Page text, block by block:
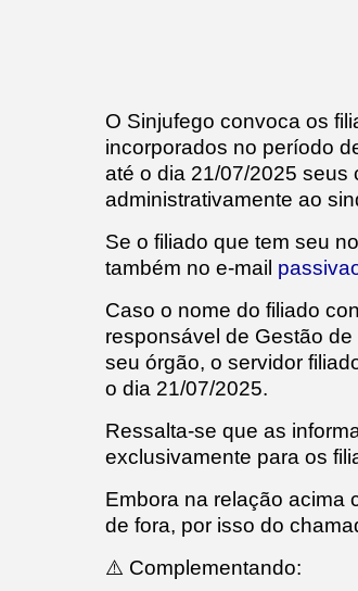
O Sinjufego convoca os
incorporados no período
até o dia 21/07/2025 seus
administrativamente ao
Se o filiado que tem seu
também no e-mail
Caso o nome do filiado
responsável de Gestão
seu órgão, o servidor
o dia 21/07/2025.
Ressalta-se que as
exclusivamente para os
Embora na relação acima
de fora, por isso do
⚠️ Complementando: